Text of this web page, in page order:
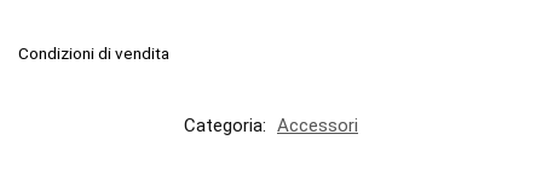
Condizioni di vendita
Categoria: Accessori